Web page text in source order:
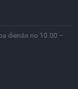
dienās no 10.00 –